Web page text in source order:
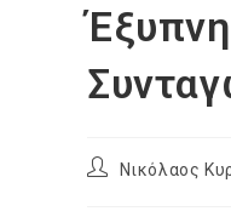
PostΝικόλαος